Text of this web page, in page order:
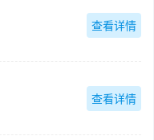
查看详情
查看详情